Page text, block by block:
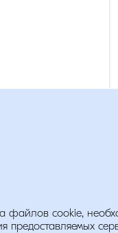
файлов cookie,
предоставляемых